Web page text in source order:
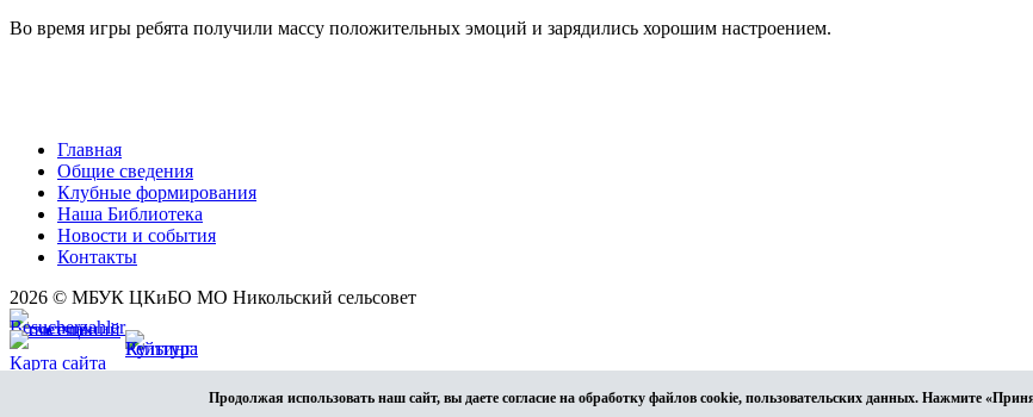
Во время игры ребята получили массу положительных эмоций и зарядились хорошим настроением.
Главная
Общие сведения
Клубные формирования
Наша Библиотека
Новости и события
Контакты
2026 © МБУК ЦКиБО МО Никольский сельсовет
Карта сайта
Продолжая использовать наш сайт, вы даете согласие на обработку файлов cookie, пользовательских данных. Нажмите